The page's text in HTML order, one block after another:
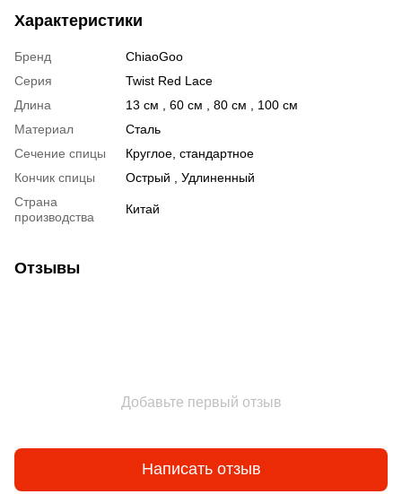
Характеристики
Бренд
ChiaoGoo
Серия
Twist Red Lace
Длина
13 см , 60 см , 80 см , 100 см
Материал
Сталь
Сечение спицы
Круглое, стандартное
Кончик спицы
Острый , Удлиненный
Страна
производства
Китай
Отзывы
Добавьте первый отзыв
Написать отзыв